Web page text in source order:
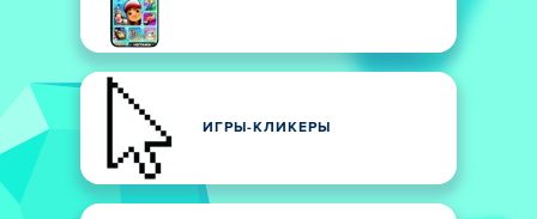
ИГРЫ-КЛИКЕРЫ